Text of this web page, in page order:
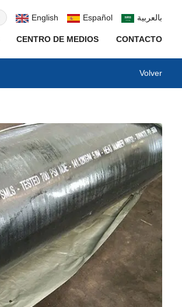
English Español بالعربية
CENTRO DE MEDIOS CONTACTO
Volver